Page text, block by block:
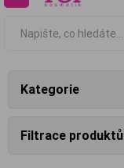
Kategorie
Filtrace produktů